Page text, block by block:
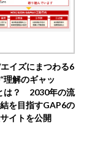
イズにまつわる6
理解のギャッ
は？ 2030年の流
を目指すGAP6の
サイトを公開